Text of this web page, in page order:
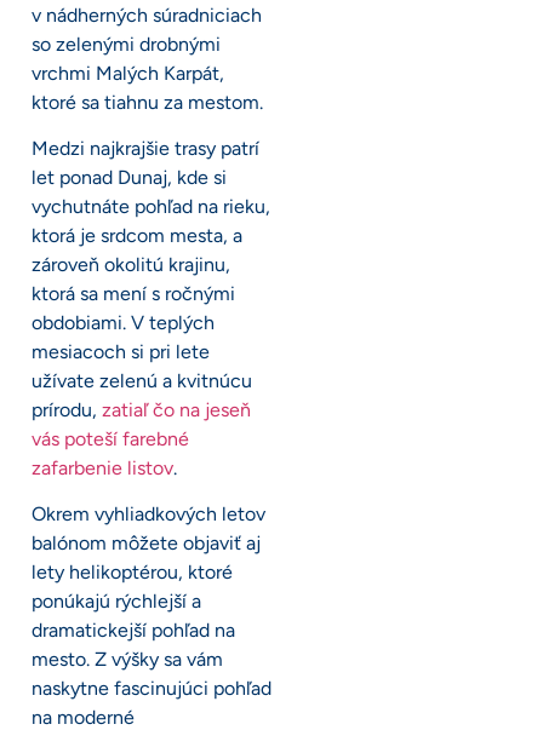
v nádherných súradniciach
so zelenými drobnými
vrchmi Malých Karpát,
ktoré sa tiahnu za mestom.
Medzi najkrajšie trasy patrí
let ponad Dunaj, kde si
vychutnáte pohľad na rieku,
ktorá je srdcom mesta, a
zároveň okolitú krajinu,
ktorá sa mení s ročnými
obdobiami. V teplých
mesiacoch si pri lete
užívate zelenú a kvitnúcu
prírodu, zatiaľ čo na jeseň
vás poteší farebné
zafarbenie listov.
Okrem vyhliadkových letov
balónom môžete objaviť aj
lety helikoptérou, ktoré
ponúkajú rýchlejší a
dramatickejší pohľad na
mesto. Z výšky sa vám
naskytne fascinujúci pohľad
na moderné